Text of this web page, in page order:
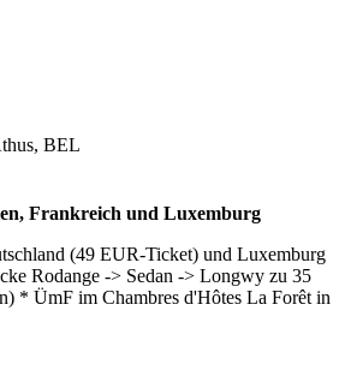
BEL
Frankreich und Luxemburg
(49 EUR-Ticket) und Luxemburg
Rodange -> Sedan -> Longwy zu 35
* ÜmF im Chambres d'Hôtes La Forêt in